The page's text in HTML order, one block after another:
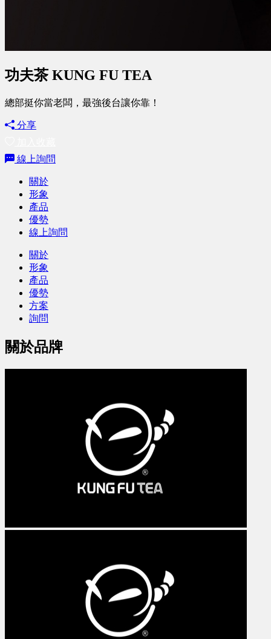
功夫茶 KUNG FU TEA
總部挺你當老闆，最強後台讓你靠！
分享
線上詢問
關於
形象
產品
優勢
線上詢問
關於
形象
產品
優勢
方案
詢問
關於品牌